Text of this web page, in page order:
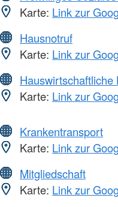
Karte: Link zur
Hausnotruf
Karte: Link zur
Hauswirtschaftliche
Karte: Link zur
Krankentransport
Karte: Link zur
Mitgliedschaft
Karte: Link zur